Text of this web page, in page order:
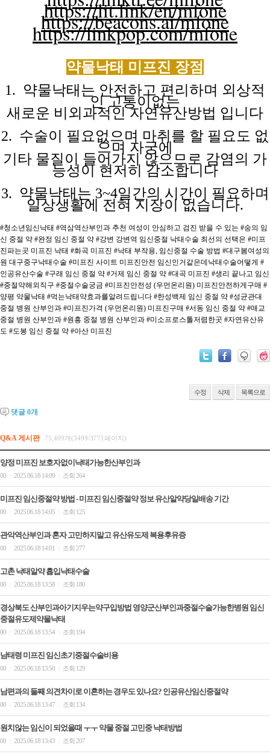
https://lit.link/en/mfone
https://beacons.ai/mfone
https://linkpop.com/mfone
약물낙태 미프진 장점
1. 약물낙태는 안전하고 편리하며 외상적
인 고통이없는
새로운 비외과적인자연유산방법 입니다
2. 수술이 필요없으며 마취를 할 필요도 없
으며 자궁에
기타 물질이 들어가지않으므로 감염의 가
능성이 현저히 감소합니다
3. 약물낙태는 3~4일간의 시간이 필요하며
일상생활에 전혀 지장이 없습니다.
#청소년임신낙태 #역삼역산부인과 추천 여성이 안심하고 검진 받을 수 있는 #숭의 임
신 중절 약 #완정 임신 중절 약 #강변 강변역 임신중절 낙태수술 최선의 선택은 #미프
진파는곳 미프진 낙태 #화곡 미프진 #낙태 부작용, 임신중절 수술 방법 #대구봄여성의
원 대구중구낙태수술 #미프진 사이트 미프진안전 임신인거같은데낙태수술어떻게 #
인공유산수술 #구래 임신 중절 약 #거제 임신 중절 약 #대곡 미프진 #생리 끝나고 임신
#중절약해외직구 #중절수술궁금 #미프진안전성 (우먼온리원) 미프진안전하게구매 #
양평 약물낙태 #먹는낙태약효과를알려드립니다 #한성백제 임신 중절 약 #성균관대
중절 병원 산부인과 #미프진가격 (우먼온리원) 미프진구매 #서동 임신 중절 약 #매교
중절 병원 산부인과 #원흥 중절 병원 산부인과 #미소프로스톨저렴한곳 #자연유산유
도 #도봉 임신 중절 약 #아산 미프진
수정 삭제 목록으로
댓글 0개
Q&A 게시판 75,409개(3499/3771페이지)
양정 미프진 보호자없이낙태가능한산부인과
00 2025.06.18 14:09 조회 264
미프진 임신중절약 방법 - 미프진 임신중절약 정보 유산알약당일배송 기간
00 2025.06.18 14:05 조회 125
관악역산부인과 혼자 고민하지말고 유산유도제 복용후유증
00 2025.06.18 14:01 조회 277
고촌 낙태알약 흡입낙­태수술
00 2025.06.18 13:58 조회 180
경상북도 산부인과아기지우는약구입방법 영양군산부인과중절수술가능한병원 임신
중절유도제약물낙태
00 2025.06.18 13:54 조회 194
남태령 미프진 임신초기중절수술비용
00 2025.06.18 13:50 조회 129
남편과의 둘째 의견차이로 이혼하는 경우도 있나요? 인공유산임신중절약
00 2025.06.18 13:47 조회 134
원치않는 임신이 되었을때 ㅜㅜ 약물 중절 고민중 낙태방법
00 2025.06.18 13:43 조회 207